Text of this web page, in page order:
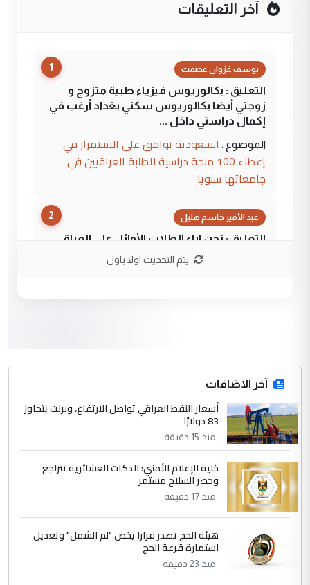
آخر التعليقات
1 يوسف غزوان عصمت
التعليق : بكالوريوس فيزياء طبية متزوج و
زوجتي أيضا بكالوريوس سكني بغداد أرغب في
إكمال دراستي داخل ...
الموضوع : السعودية توافق على الاستمرار في
إعطاء 100 منحة دراسية للطلبة العراقيين في
جامعاتها سنويا
2 عبد الأمير جاسم هليل
التعليق : نحن اباء الطلاب الأوائل على العراق
نتشرف بلقاء السيد احمد الصافي في العتبات
التعليق : قرار مستعجل جدا ولامصلحة فيه
للوزاره ولا للمواطن القرار الصائب يكون بعد
الاستماع للمدير ومغرفة ...
الموضوع :
وزير الصحة يعفي مدير مستشفى الكرخ
العام في بغداد
4 سردار
التعليق : واحد من عصابة علي ماما يسقط
جنسية الرافد الثالث للعراق ومن اصول عريقة
الموضوع :
الجواهري يرد على صدام حسين سل
مضجعيك يابن الزنا (نص كامل)
يتم التحديث اولا باول
آخر الاضافات
أسعار النفط العراقي تواصل الارتفاع، وبرنت يتجاوز
83 دولارًا
منذ 15 دقيقة
خلية الإعلام الأمني: الدكات العشائرية تتراجع
وحصر السلاح مستمر
منذ 17 دقيقة
هيئة الحج تصدر قرارا يخص "لم الشمل" وتعديل
استمارة قرعة الحج
منذ 23 دقيقة